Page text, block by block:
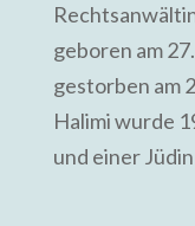
geboren am
gestorben am
Halimi wurde
und einer Jüdin